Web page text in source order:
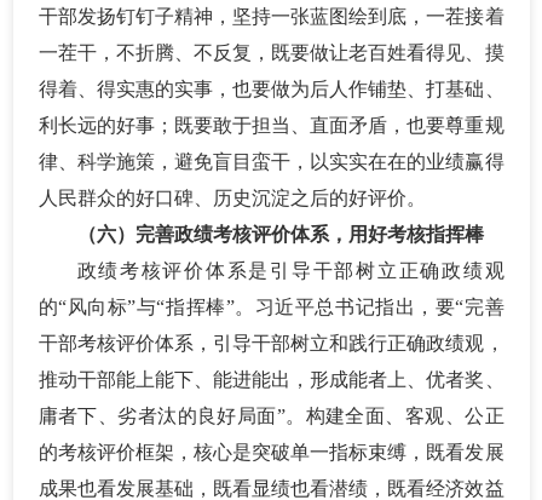
干部发扬钉钉子精神，坚持一张蓝图绘到底，一茬接着
一茬干，不折腾、不反复，既要做让老百姓看得见、摸
得着、得实惠的实事，也要做为后人作铺垫、打基础、
利长远的好事；既要敢于担当、直面矛盾，也要尊重规
律、科学施策，避免盲目蛮干，以实实在在的业绩赢得
人民群众的好口碑、历史沉淀之后的好评价。
（六）完善政绩考核评价体系，用好考核指挥棒
政绩考核评价体系是引导干部树立正确政绩观
的“风向标”与“指挥棒”。习近平总书记指出，要“完善
干部考核评价体系，引导干部树立和践行正确政绩观，
推动干部能上能下、能进能出，形成能者上、优者奖、
庸者下、劣者汰的良好局面”。构建全面、客观、公正
的考核评价框架，核心是突破单一指标束缚，既看发展
成果也看发展基础，既看显绩也看潜绩，既看经济效益